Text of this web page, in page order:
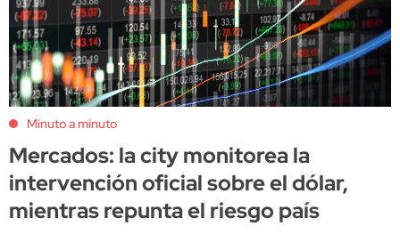
Minuto a minuto
Mercados: la city monitorea la
intervención oficial sobre el dólar,
mientras repunta el riesgo país